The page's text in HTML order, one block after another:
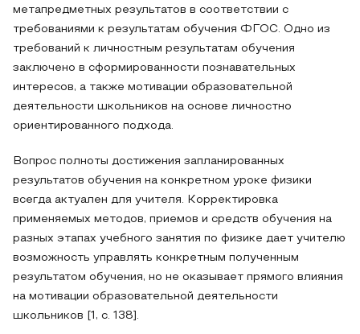
метапредметных результатов в соответствии с
требованиями к результатам обучения ФГОС. Одно из
требований к личностным результатам обучения
заключено в сформированности познавательных
интересов, а также мотивации образовательной
деятельности школьников на основе личностно
ориентированного подхода.
Вопрос полноты достижения запланированных
результатов обучения на конкретном уроке физики
всегда актуален для учителя. Корректировка
применяемых методов, приемов и средств обучения на
разных этапах учебного занятия по физике дает учителю
возможность управлять конкретным полученным
результатом обучения, но не оказывает прямого влияния
на мотивации образовательной деятельности
школьников [1, с. 138].